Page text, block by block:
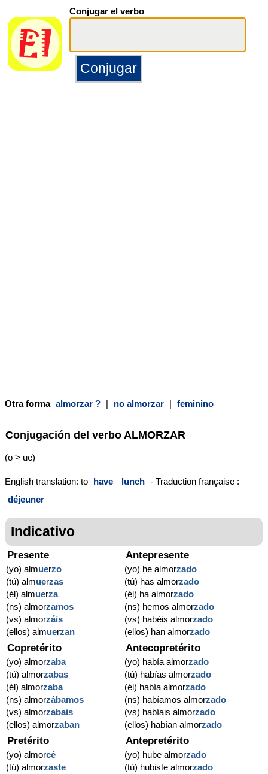
Conjugar el verbo
Otra forma almorzar ? | no almorzar | feminino
Conjugación del verbo ALMORZAR
(o > ue)
English translation: to have lunch - Traduction française :
déjeuner
Indicativo
Presente
(yo) almuerzo
(tú) almuerzas
(él) almuerza
(ns) almorzamos
(vs) almorzáis
(ellos) almuerzan
Antepresente
(yo) he almorzado
(tú) has almorzado
(él) ha almorzado
(ns) hemos almorzado
(vs) habéis almorzado
(ellos) han almorzado
Copretérito
(yo) almorzaba
(tú) almorzabas
(él) almorzaba
(ns) almorzábamos
(vs) almorzabais
(ellos) almorzaban
Antecopretérito
(yo) había almorzado
(tú) habías almorzado
(él) había almorzado
(ns) habíamos almorzado
(vs) habíais almorzado
(ellos) habían almorzado
Pretérito
(yo) almorcé
(tú) almorzaste
Antepretérito
(yo) hube almorzado
(tú) hubiste almorzado